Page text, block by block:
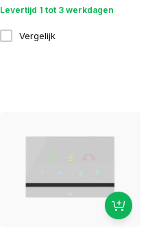
Levertijd 1 tot 3 werkdagen
Vergelijk